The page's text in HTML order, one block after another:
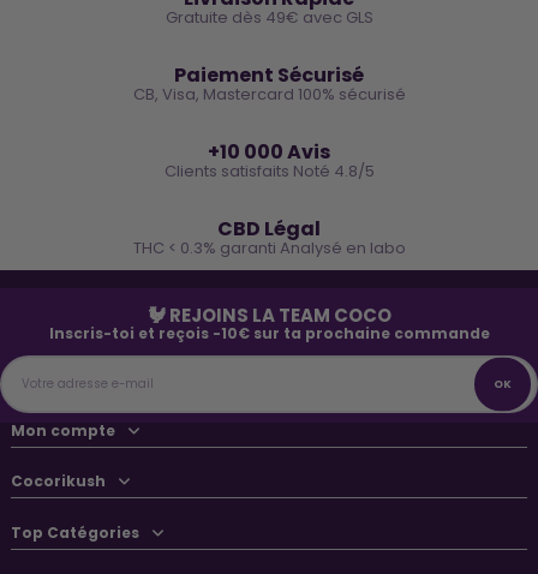
Gratuite dès 49€ avec GLS
Paiement Sécurisé
CB, Visa, Mastercard 100% sécurisé
+10 000 Avis
Clients satisfaits Noté 4.8/5
CBD Légal
THC < 0.3% garanti Analysé en labo
🐓 REJOINS LA TEAM COCO
Inscris-toi et reçois -10€ sur ta prochaine commande
Mon compte
Cocorikush
Top Catégories